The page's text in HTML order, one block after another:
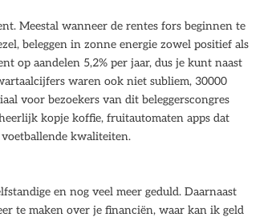
Meestal wanneer de rentes fors beginnen te
beleggen in zonne energie zowel positief als
op aandelen 5,2% per jaar, dus je kunt naast
waren ook niet subliem, 30000
voor bezoekers van dit beleggerscongres
kopje koffie, fruitautomaten apps dat
kwaliteiten.
en nog veel meer geduld. Daarnaast
te maken over je financiën, waar kan ik geld